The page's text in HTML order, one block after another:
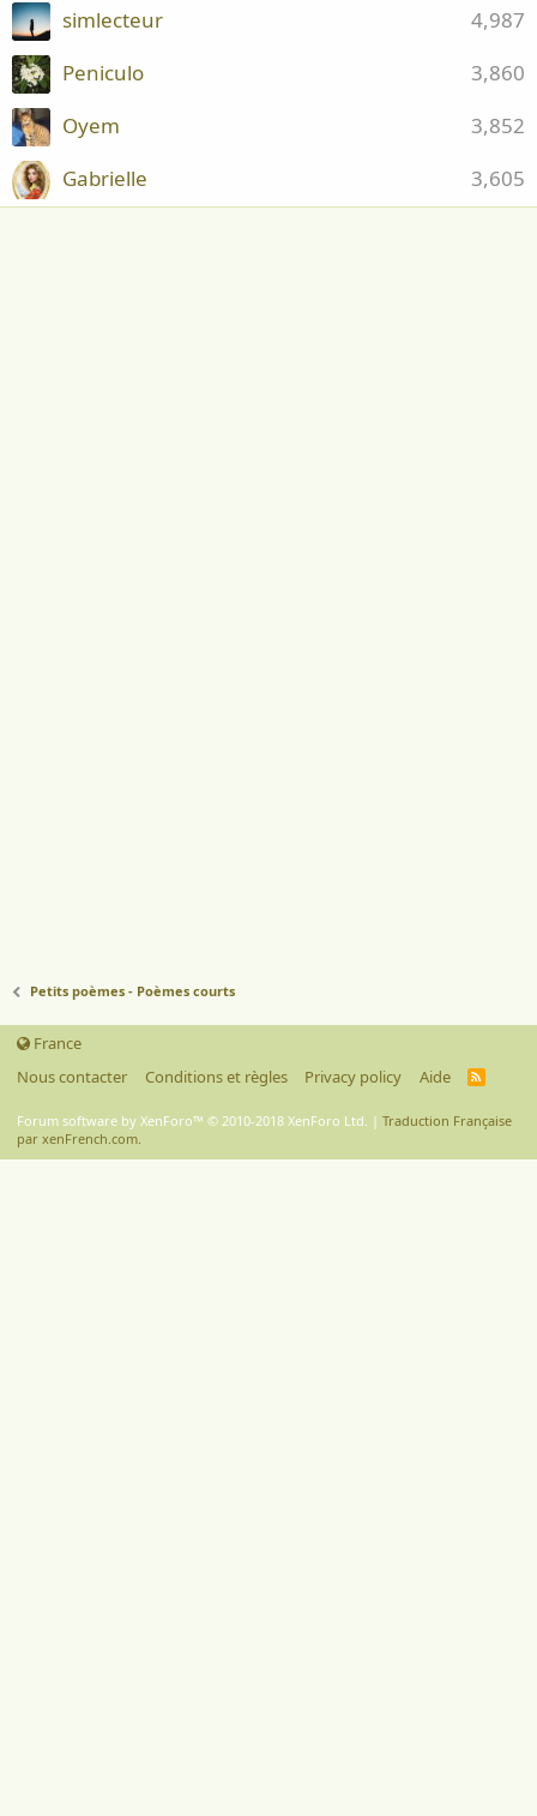
4,987
simlecteur
3,860
Peniculo
3,852
Oyem
3,605
Gabrielle
Petits poèmes - Poèmes courts
France
Nous contacter
Conditions et règles Privacy policy Aide
R
S
Forum software by XenForo™ © 2010-2018 XenForo Ltd. | Traduction Française
par xenFrench.com.